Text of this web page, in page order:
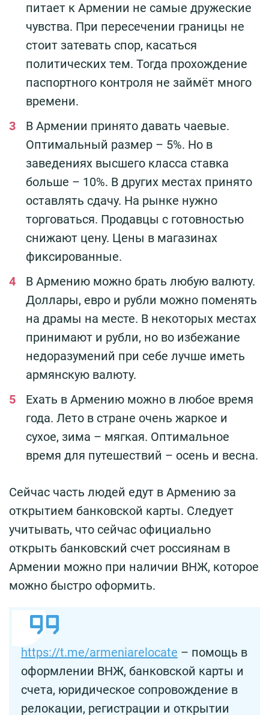
питает к Армении не самые дружеские
чувства. При пересечении границы не
стоит затевать спор, касаться
политических тем. Тогда прохождение
паспортного контроля не займёт много
времени.
В Армении принято давать чаевые.
Оптимальный размер – 5%. Но в
заведениях высшего класса ставка
больше – 10%. В других местах принято
оставлять сдачу. На рынке нужно
торговаться. Продавцы с готовностью
снижают цену. Цены в магазинах
фиксированные.
В Армению можно брать любую валюту.
Доллары, евро и рубли можно поменять
на драмы на месте. В некоторых местах
принимают и рубли, но во избежание
недоразумений при себе лучше иметь
армянскую валюту.
Ехать в Армению можно в любое время
года. Лето в стране очень жаркое и
сухое, зима – мягкая. Оптимальное
время для путешествий – осень и весна.
Сейчас часть людей едут в Армению за
открытием банковской карты. Следует
учитывать, что сейчас официально
открыть банковский счет россиянам в
Армении можно при наличии ВНЖ, которое
можно быстро оформить.
https://t.me/armeniarelocate – помощь в
оформлении ВНЖ, банковской карты и
счета, юридическое сопровождение в
релокации, регистрации и открытии